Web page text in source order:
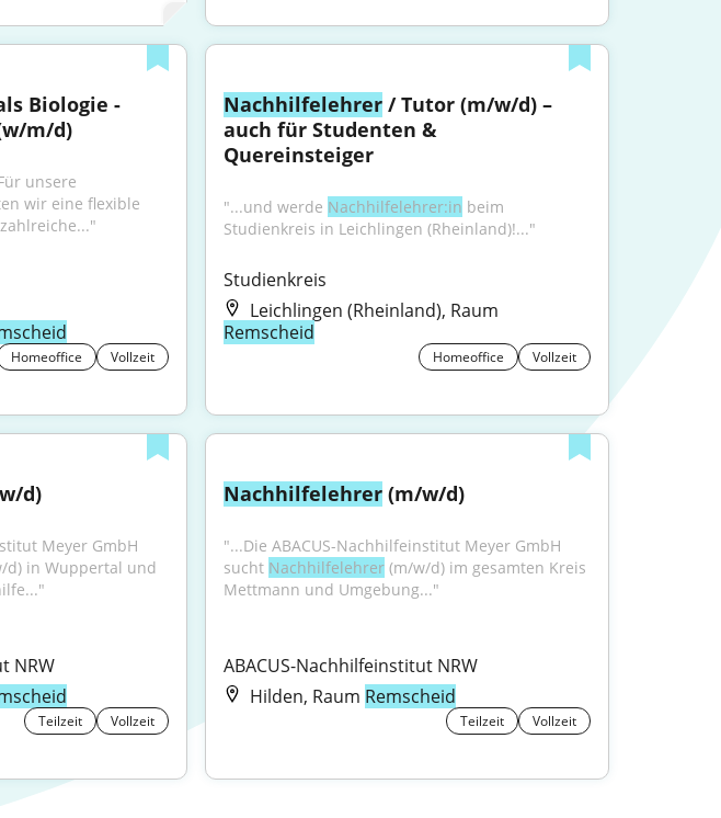
m/d)
wir eine flexible
Homeoffice Vollzeit
Nachhilfelehrer / Tutor (m/w/d) –
auch für Studenten &
Quereinsteiger
"...und werde Nachhilfelehrer:in beim
Studienkreis in Leichlingen (Rheinland)!..."
Studienkreis
Leichlingen (Rheinland), Raum
Remscheid
Homeoffice Vollzeit
d)
Meyer GmbH
d) in Wuppertal und
NRW
Teilzeit Vollzeit
Nachhilfelehrer (m/w/d)
"...Die ABACUS-Nachhilfeinstitut Meyer GmbH
sucht Nachhilfelehrer (m/w/d) im gesamten Kreis
Mettmann und Umgebung..."
ABACUS-Nachhilfeinstitut NRW
Hilden, Raum Remscheid
Teilzeit Vollzeit